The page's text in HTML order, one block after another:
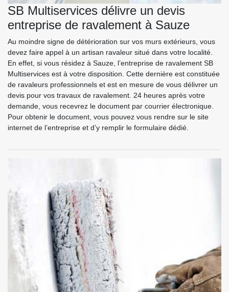
SB Multiservices délivre un devis
entreprise de ravalement à Sauze
Au moindre signe de détérioration sur vos murs extérieurs, vous
devez faire appel à un artisan ravaleur situé dans votre localité.
En effet, si vous résidez à Sauze, l’entreprise de ravalement SB
Multiservices est à votre disposition. Cette dernière est constituée
de ravaleurs professionnels et est en mesure de vous délivrer un
devis pour vos travaux de ravalement. 24 heures après votre
demande, vous recevrez le document par courrier électronique.
Pour obtenir le document, vous pouvez vous rendre sur le site
internet de l’entreprise et d’y remplir le formulaire dédié.